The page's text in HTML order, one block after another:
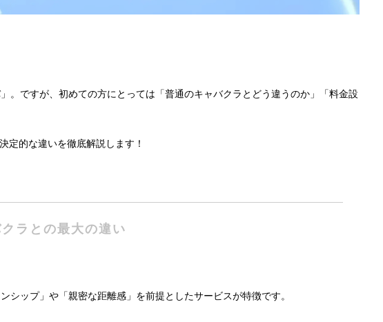
ですが、初めての方にとっては「普通のキャバクラとどう違うのか」「料金設
定的な違いを徹底解説します！
ラとの最大の違い
ップ」や「親密な距離感」を前提としたサービスが特徴です。